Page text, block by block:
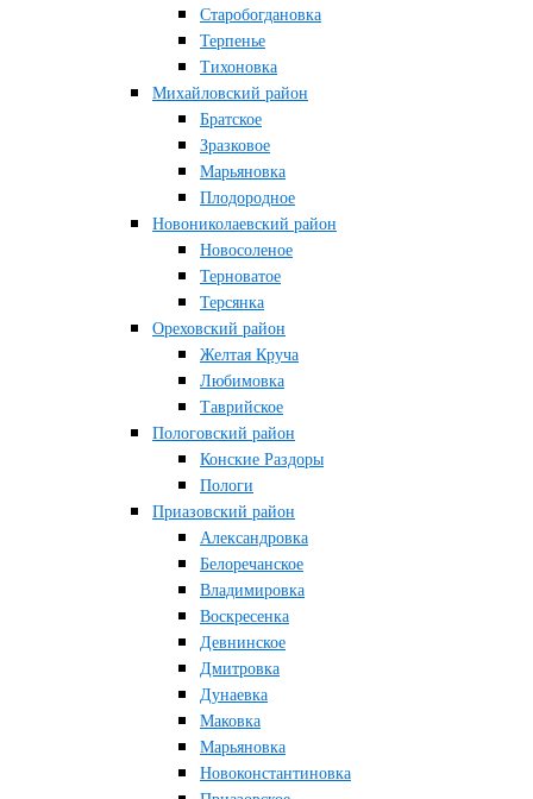
Старобогдановка
Терпенье
Тихоновка
Михайловский район
Братское
Зразковое
Марьяновка
Плодородное
Новониколаевский район
Новосоленое
Терноватое
Терсянка
Ореховский район
Желтая Круча
Любимовка
Таврийское
Пологовский район
Конские Раздоры
Пологи
Приазовский район
Александровка
Белоречанское
Владимировка
Воскресенка
Девнинское
Дмитровка
Дунаевка
Маковка
Марьяновка
Новоконстантиновка